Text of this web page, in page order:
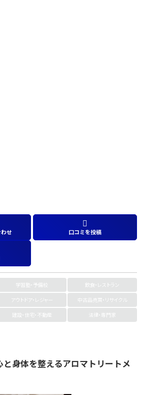
せ 口コミを投稿
学習塾・予備校
飲食・レストラン
アウトドア・レジャー
中古品売買・リサイクル
建設・住宅・不動産
法律・専門家
身体を整えるアロマトリートメ